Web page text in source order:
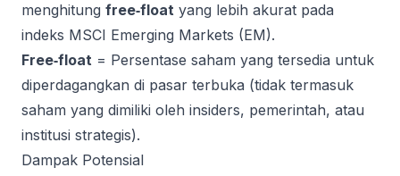
menghitung free‑float yang lebih akurat pada
indeks MSCI Emerging Markets (EM).
Free‑float = Persentase saham yang tersedia untuk
diperdagangkan di pasar terbuka (tidak termasuk
saham yang dimiliki oleh insiders, pemerintah, atau
institusi strategis).
Dampak Potensial